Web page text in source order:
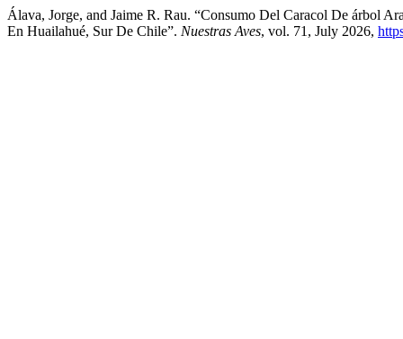
Álava, Jorge, and Jaime R. Rau. “Consumo Del Caracol De árbol
En Huailahué, Sur De Chile”. Nuestras Aves, vol. 71, July 2026,